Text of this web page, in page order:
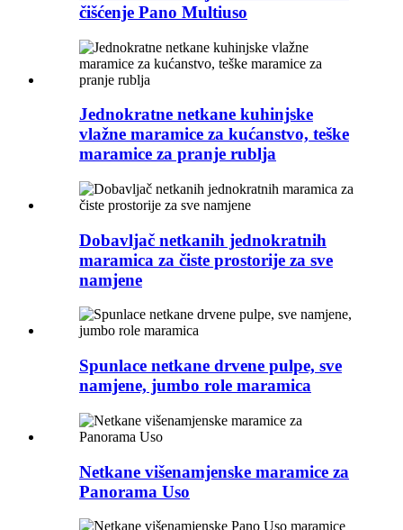
čišćenje Pano Multiuso
Jednokratne netkane kuhinjske
vlažne maramice za kućanstvo, teške
maramice za pranje rublja
Dobavljač netkanih jednokratnih
maramica za čiste prostorije za sve
namjene
Spunlace netkane drvene pulpe, sve
namjene, jumbo role maramica
Netkane višenamjenske maramice za
Panorama Uso